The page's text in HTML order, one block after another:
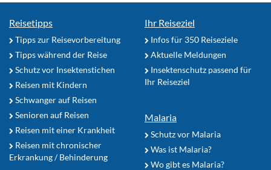
Reisetipps
Tipps zur Reisevorbereitung
Tipps während der Reise
Schutz vor Insektenstichen
Reisen mit Kindern
Schwanger auf Reisen
Senioren auf Reisen
Reisen mit einer Krankheit
Reisen mit chronischer
Erkrankung / Behinderung
Ihr Reiseziel
Infos für 350 Reiseziele
Aktuelle Meldungen
Insektenschutz passend für
Ihr Reiseziel
Malaria
Schutz vor Malaria
Was ist Malaria?
Wo gibt es Malaria?